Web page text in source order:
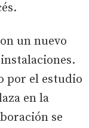
un nuevo
por el estudio
en la
se